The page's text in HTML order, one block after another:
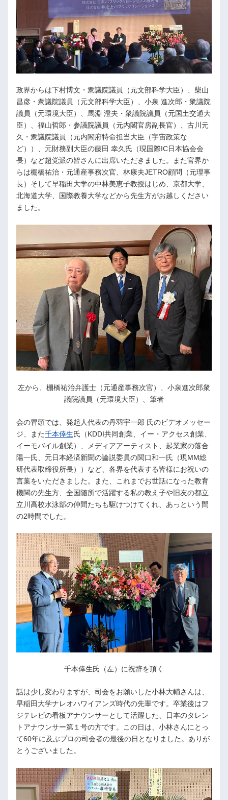
政界からは下村博文・衆議院議員（元文部科学大臣）、柴山
昌彦・衆議院議員（元文部科学大臣）、小泉 進次郎・衆議院
議員（元環境大臣）、馬淵 澄夫・衆議院議員（元国土交通大
臣）、福山哲郎・参議院議員（元内閣官房副長官）、古川元
久・衆議院議員（元内閣府特命担当大臣（宇宙政策な
ど））、元財務副大臣の藤田 幸久氏（現国際IC日本協会会
長）など超党派の皆さんに出席いただきました。また官界か
らは棚橋祐治・元通産事務次官、林康夫JETRO顧問（元理事
長）そして早稲田大学の中林美恵子教授はじめ、京都大学、
北海道大学、国際教養大学などから先生方がお越しください
ました。
左から、棚橋祐治弁護士（元通産事務次官）、小泉進次郎衆
議院議員（元環境大臣）、筆者
会の冒頭では、発起人代表の丹羽宇一郎 氏のビデオメッセー
ジ、また千本倖生氏（KDDI共同創業、イー・アクセス創業、
イーモバイル創業）、メディアアーティスト、起業家の落合
陽一氏、元日本経済新聞の論説委員の関口和一氏（現MM総
研代表取締役所長））など、各界を代表する皆様にお祝いの
言葉をいただきました。また、これまでお世話になった教育
機関の先生方、全国随所で活躍する私の教え子や旧友の都立
立川高校水泳部の仲間たちも駆けつけてくれ、あっという間
の2時間でした。
千本倖生氏（左）に祝辞を頂く
話は少し変わりますが、司会をお願いした小林大輔さんは、
早稲田大学ナレオハワイアンズ時代の先輩です。卒業後はフ
ジテレビの看板アナウンサーとして活躍した、日本のタレン
トアナウンサー第１号の方です。この日は、小林さんにとっ
て60年に及ぶプロの司会者の最後の日となりました。ありが
とうございました。